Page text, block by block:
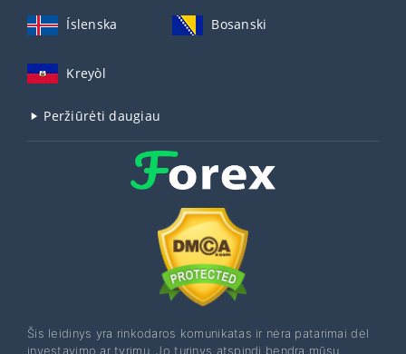
Íslenska Bosanski
Kreyòl
Peržiūrėti daugiau
Šis leidinys yra rinkodaros komunikatas ir nėra patarimai dėl
investavimo ar tyrimų. Jo turinys atspindi bendrą mūsų